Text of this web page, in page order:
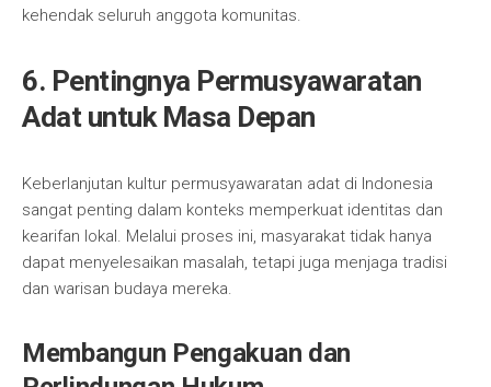
kehendak seluruh anggota komunitas.
6. Pentingnya Permusyawaratan
Adat untuk Masa Depan
Keberlanjutan kultur permusyawaratan adat di Indonesia
sangat penting dalam konteks memperkuat identitas dan
kearifan lokal. Melalui proses ini, masyarakat tidak hanya
dapat menyelesaikan masalah, tetapi juga menjaga tradisi
dan warisan budaya mereka.
Membangun Pengakuan dan